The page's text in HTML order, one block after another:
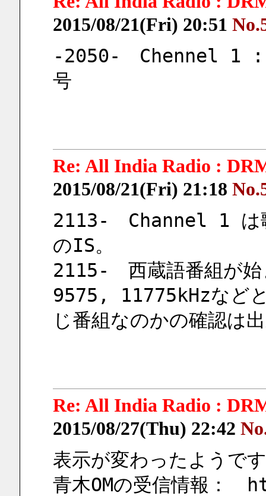
2015/08/21(Fri) 20:51
-2050-　Chennel 1
号
Re: All India Radio :
2015/08/21(Fri) 21:18
2113-　Channel 1 は
のIS。
2115-　西蔵語番組が
9575, 11775kHzなど
じ番組なのかの確認は
Re: All India Radio :
2015/08/27(Thu) 22:42
表示が変わったようで
青木OMの受信情報